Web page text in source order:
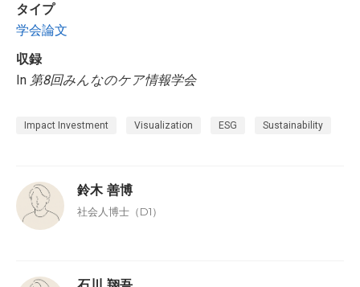
タイプ
学会論文
収録
In 第8回みんなのケア情報学会
Impact Investment Visualization ESG Sustainability
鈴木 善博
社会人博士（D1）